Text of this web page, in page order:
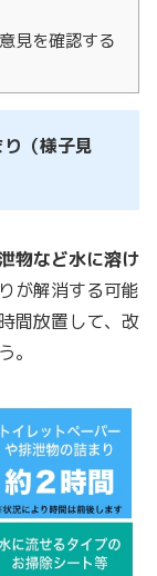
見を確認する
（様子見
物など水に溶け
が解消する可能
間放置して、改
。